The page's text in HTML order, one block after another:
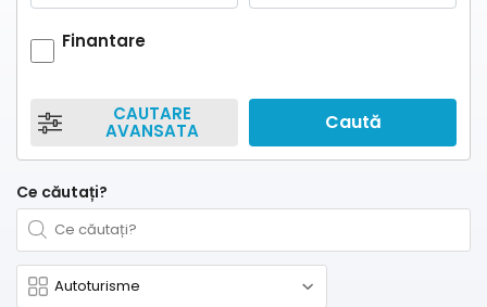
Finantare
CAUTARE
AVANSATA Caută
Ce căutați?